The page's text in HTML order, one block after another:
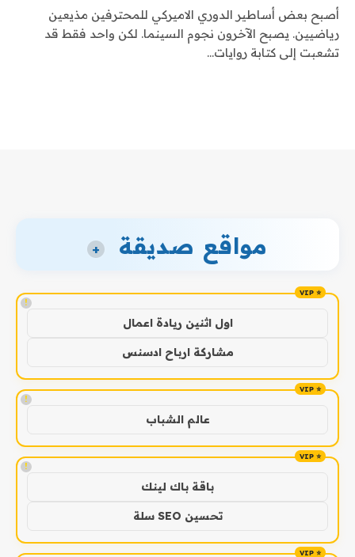
أصبح بعض أساطير الدوري الاميركي للمحترفين مذيعين
رياضيين. يصبح الآخرون نجوم السينما. لكن واحد فقط قد
تشعبت إلى كتابة روايات…
مواقع صديقة +
!
اول اثنين ريادة اعمال
مشاركة ارباح ادسنس
!
عالم الشباب
!
باقة باك لينك
تحسين SEO سلة